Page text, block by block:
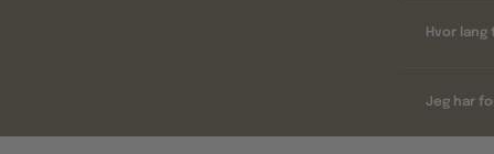
Hvor
Jeg har